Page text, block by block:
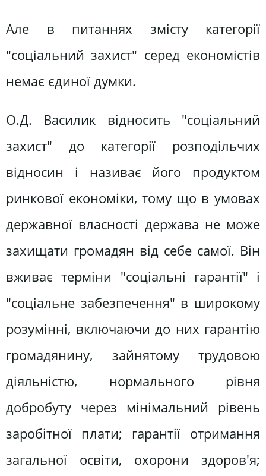
Але в питаннях змісту категорії
"соціальний захист" серед економістів
немає єдиної думки.
О.Д. Василик відносить "соціальний
захист" до категорії розподільчих
відносин і називає його продуктом
ринкової економіки, тому що в умовах
державної власності держава не може
захищати громадян від себе самої. Він
вживає терміни "соціальні гарантії" і
"соціальне забезпечення" в широкому
розумінні, включаючи до них гарантію
громадянину, зайнятому трудовою
діяльністю, нормального рівня
добробуту через мінімальний рівень
заробітної плати; гарантії отримання
загальної освіти, охорони здоров'я;